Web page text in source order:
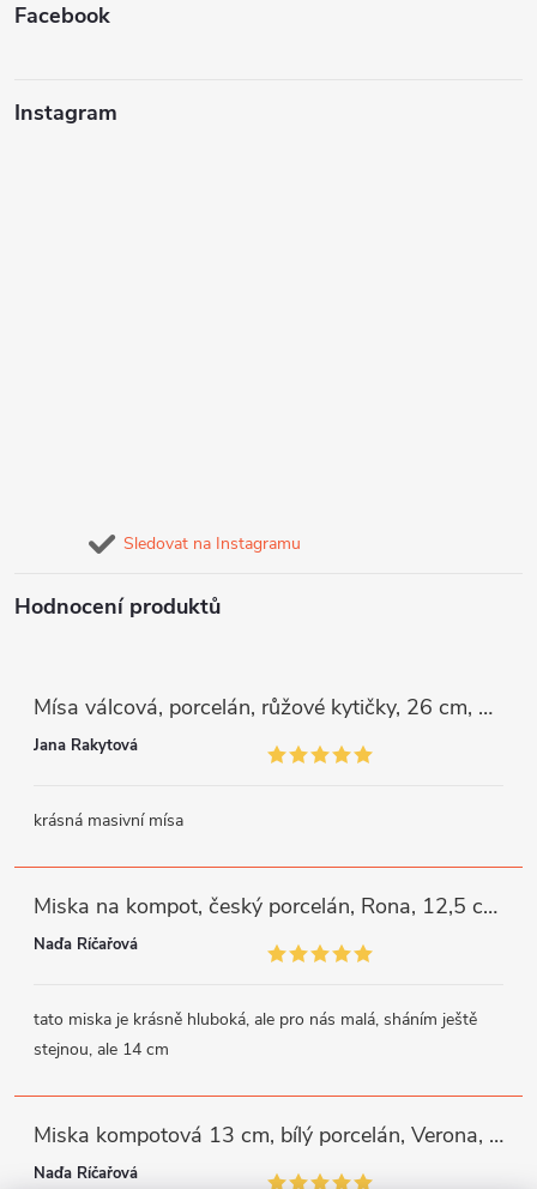
Facebook
Instagram
Sledovat na Instagramu
Hodnocení produktů
Mísa válcová, porcelán, růžové kytičky, 26 cm, G. Benedikt
Jana Rakytová
krásná masivní mísa
Miska na kompot, český porcelán, Rona, 12,5 cm, bílý, G. Benedikt
Naďa Říčařová
tato miska je krásně hluboká, ale pro nás malá, sháním ještě
stejnou, ale 14 cm
Miska kompotová 13 cm, bílý porcelán, Verona, G. Benedikt
Naďa Říčařová